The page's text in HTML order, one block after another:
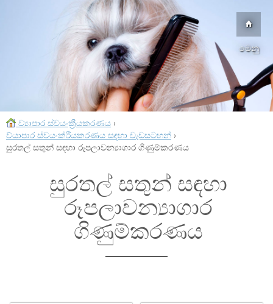
මෙනු
ව්‍යාපාර ස්වයංක්‍රීයකරණය ›
ව්යාපාර ස්වයංක්රීයකරණය සඳහා වැඩසටහන් ›
සුරතල් සතුන් සඳහා රූපලාවන්‍යාගාර ගිණුම්කරණය
සුරතල් සතුන් සඳහා
රූපලාවන්‍යාගාර
ගිණුම්කරණය